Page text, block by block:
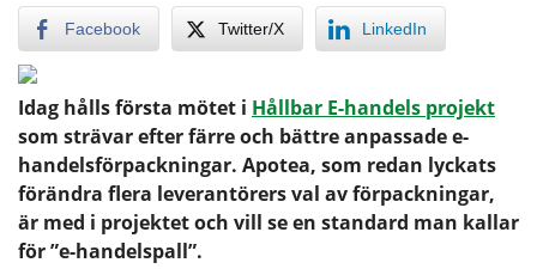
Facebook Twitter/X LinkedIn
Idag hålls första mötet i Hållbar E-handels projekt
som strävar efter färre och bättre anpassade e-
handelsförpackningar. Apotea, som redan lyckats
förändra flera leverantörers val av förpackningar,
är med i projektet och vill se en standard man kallar
för ”e-handelspall”.